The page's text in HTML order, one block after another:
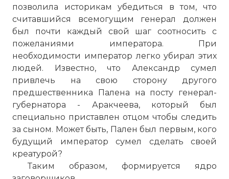
позволила историкам убедиться в том, что
считавшийся всемогущим генерал должен
был почти каждый свой шаг соотносить с
пожеланиями императора. При
необходимости император легко убирал этих
людей. Известно, что Александр сумел
привлечь на свою сторону другого
предшественника Палена на посту генерал-
губернатора - Аракчеева, который был
специально приставлен отцом чтобы следить
за сыном. Может быть, Пален был первым, кого
будущий император сумел сделать своей
креатурой?
Таким образом, формируется ядро